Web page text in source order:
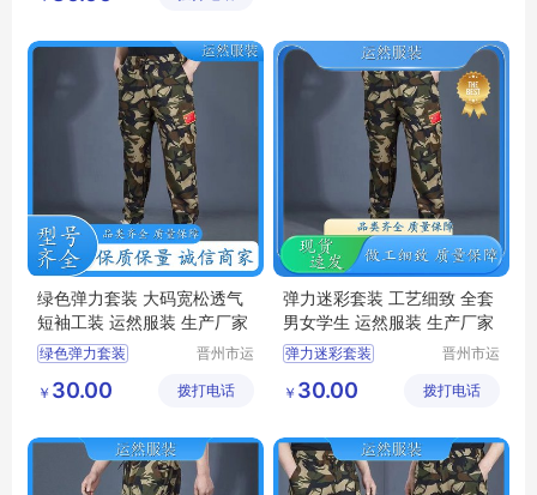
绿色弹力套装 大码宽松透气
短袖工装 运然服装 生产厂家
绿色弹力套装
迷彩工作服男套装
军训迷彩服
晋州市运
工厂
￥ 30.00 拨打电话
弹力迷彩套装 工艺细致 全套
男女学生 运然服装 生产厂家
弹力迷彩套装
迷彩套装女款
夏季迷彩套装
晋州市运
工厂
￥ 30.00 拨打电话